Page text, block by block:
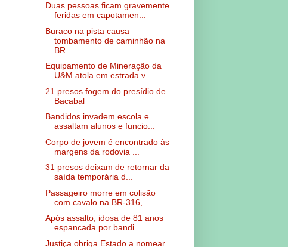
Duas pessoas ficam gravemente
feridas em capotamen...
Buraco na pista causa
tombamento de caminhão na
BR...
Equipamento de Mineração da
U&M atola em estrada v...
21 presos fogem do presídio de
Bacabal
Bandidos invadem escola e
assaltam alunos e funcio...
Corpo de jovem é encontrado às
margens da rodovia ...
31 presos deixam de retornar da
saída temporária d...
Passageiro morre em colisão
com cavalo na BR-316, ...
Após assalto, idosa de 81 anos
espancada por bandi...
Justiça obriga Estado a nomear